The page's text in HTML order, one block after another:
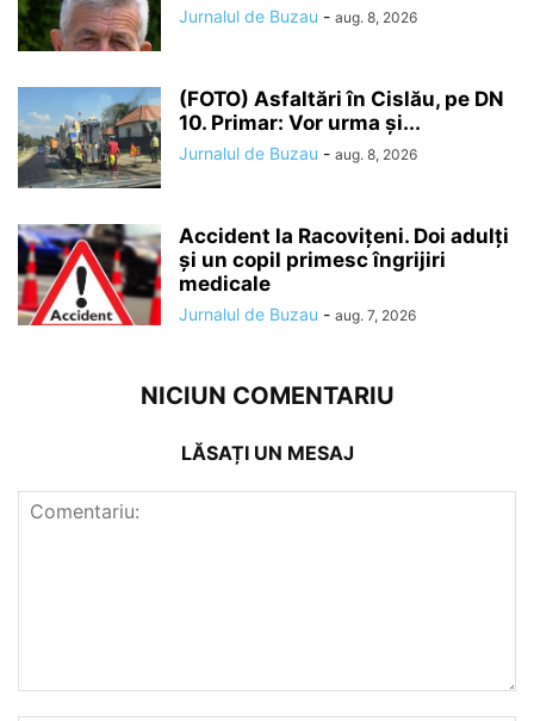
Jurnalul de Buzau - aug. 8, 2026
(FOTO) Asfaltări în Cislău, pe DN
10. Primar: Vor urma și...
Jurnalul de Buzau - aug. 8, 2026
Accident la Racovițeni. Doi adulți
și un copil primesc îngrijiri
medicale
Jurnalul de Buzau - aug. 7, 2026
NICIUN COMENTARIU
LĂSAȚI UN MESAJ